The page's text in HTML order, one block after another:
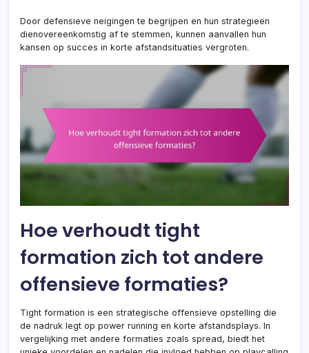
Door defensieve neigingen te begrijpen en hun strategieën
dienovereenkomstig af te stemmen, kunnen aanvallen hun
kansen op succes in korte afstandsituaties vergroten.
Hoe verhoudt tight
formation zich tot andere
offensieve formaties?
Tight formation is een strategische offensieve opstelling die
de nadruk legt op power running en korte afstandsplays. In
vergelijking met andere formaties zoals spread, biedt het